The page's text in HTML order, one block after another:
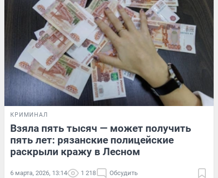
КРИМИНАЛ
Взяла пять тысяч — может получить
пять лет: рязанские полицейские
раскрыли кражу в Лесном
6 марта, 2026, 13:14 1 218 Обсудить